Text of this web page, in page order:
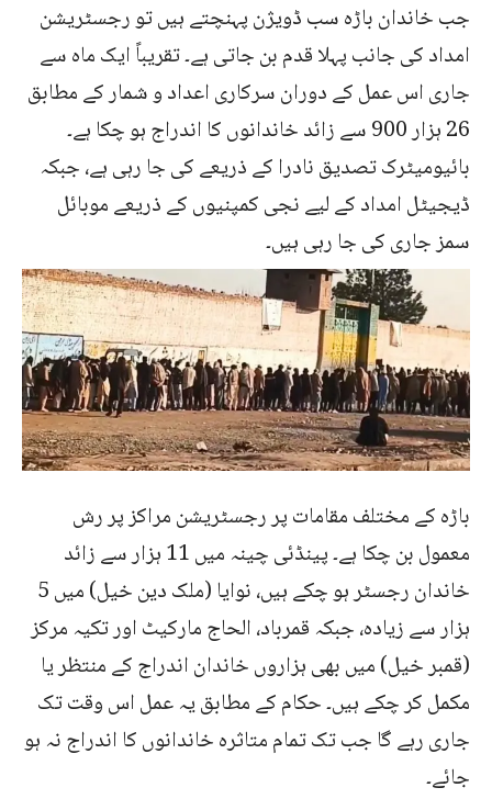
جب خاندان باڑہ سب ڈویژن پہنچتے ہیں تو رجسٹریشن
امداد کی جانب پہلا قدم بن جاتی ہے۔ تقریباً ایک ماہ سے
جاری اس عمل کے دوران سرکاری اعداد و شمار کے مطابق
26 ہزار 900 سے زائد خاندانوں کا اندراج ہو چکا ہے۔
بائیومیٹرک تصدیق نادرا کے ذریعے کی جا رہی ہے، جبکہ
ڈیجیٹل امداد کے لیے نجی کمپنیوں کے ذریعے موبائل
سمز جاری کی جا رہی ہیں۔
باڑہ کے مختلف مقامات پر رجسٹریشن مراکز پر رش
معمول بن چکا ہے۔ پینڈئی چینہ میں 11 ہزار سے زائد
خاندان رجسٹر ہو چکے ہیں، نوایا (ملک دین خیل) میں 5
ہزار سے زیادہ، جبکہ قمرباد، الحاج مارکیٹ اور تکیہ مرکز
(قمبر خیل) میں بھی ہزاروں خاندان اندراج کے منتظر یا
مکمل کر چکے ہیں۔ حکام کے مطابق یہ عمل اس وقت تک
جاری رہے گا جب تک تمام متاثرہ خاندانوں کا اندراج نہ ہو
جائے۔